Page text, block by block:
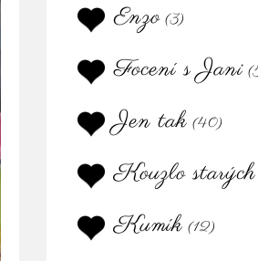
Enzo (3)
Focení s Jani
Jen tak (40)
Kouzlo starých
Kumík (12)